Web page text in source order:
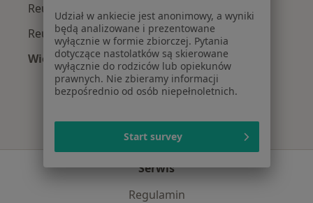
Reumatolodzy z POLMED w Wrocławiu
Reumatolodzy z LUX MED w Wrocławiu
Więcej (1)
Więcej w kategorii: Najpopularniejsze
Serwis
Regulamin
Udział w ankiecie jest anonimowy, a wyniki
będą analizowane i prezentowane
wyłącznie w formie zbiorczej. Pytania
dotyczące nastolatków są skierowane
wyłącznie do rodziców lub opiekunów
prawnych. Nie zbieramy informacji
bezpośrednio od osób niepełnoletnich.
Start survey